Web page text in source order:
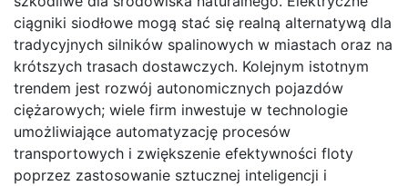
ciągniki siodłowe mogą stać się realną alternatywą dla
tradycyjnych silników spalinowych w miastach oraz na
krótszych trasach dostawczych. Kolejnym istotnym
trendem jest rozwój autonomicznych pojazdów
ciężarowych; wiele firm inwestuje w technologie
umożliwiające automatyzację procesów
transportowych i zwiększenie efektywności floty
poprzez zastosowanie sztucznej inteligencji i